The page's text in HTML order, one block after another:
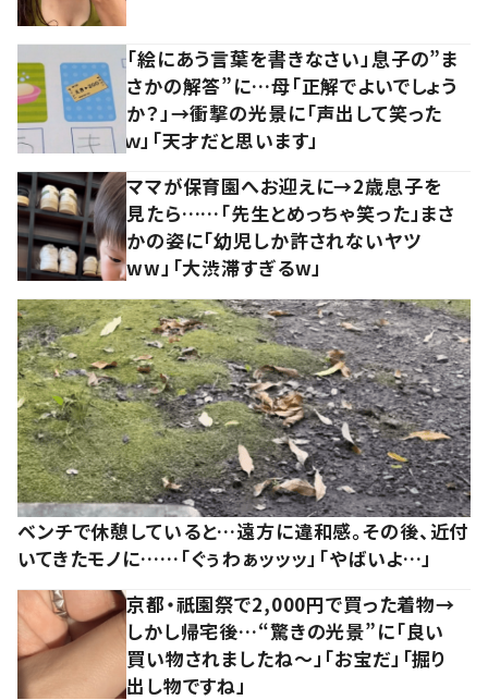
「絵にあう言葉を書きなさい」息子の”ま
さかの解答”に…母「正解でよいでしょう
か？」→衝撃の光景に「声出して笑った
ｗ」「天才だと思います」
ママが保育園へお迎えに→2歳息子を
見たら……「先生とめっちゃ笑った」まさ
かの姿に「幼児しか許されないヤツ
ww」「大渋滞すぎるw」
ベンチで休憩していると…遠方に違和感。その後、近付
いてきたモノに……「ぐぅわぁッッッ」「やばいよ…」
京都・祇園祭で2,000円で買った着物→
しかし帰宅後…“驚きの光景”に「良い
買い物されましたね～」「お宝だ」「掘り
出し物ですね」